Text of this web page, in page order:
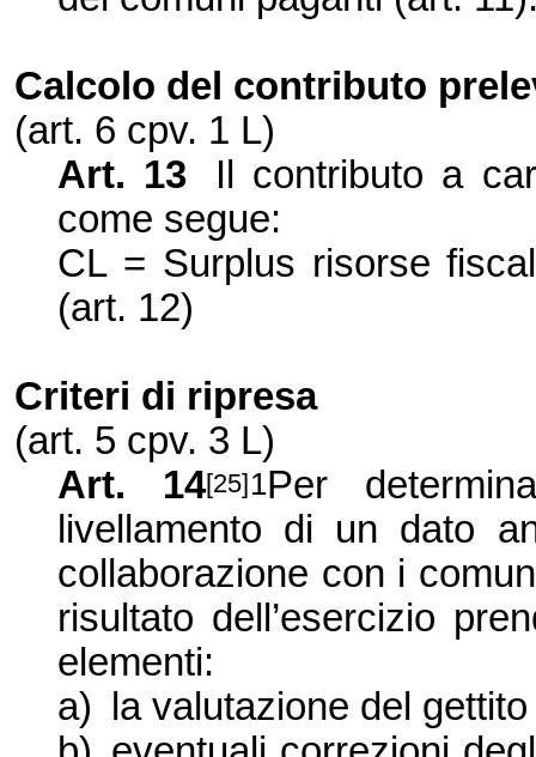
Calcolo del contributo
(art. 6 cpv. 1 L)
Art. 13
Il contributo a
come segue:
CL = Surplus risorse
(art. 12)
Criteri di ripresa
(art. 5 cpv. 3 L)
Art. 14[25]1Per
livellamento di un dato
collaborazione con i
risultato dell’esercizio
elementi:
a)
la valutazione del gettito